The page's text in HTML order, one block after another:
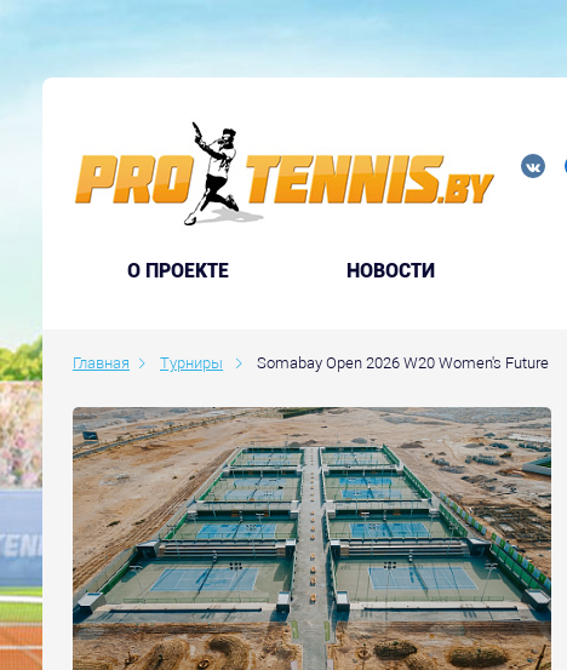
O ПРОЕКТЕ НОВОСТИ
Главная Турниры Somabay Open 2026 W20 Women's Future